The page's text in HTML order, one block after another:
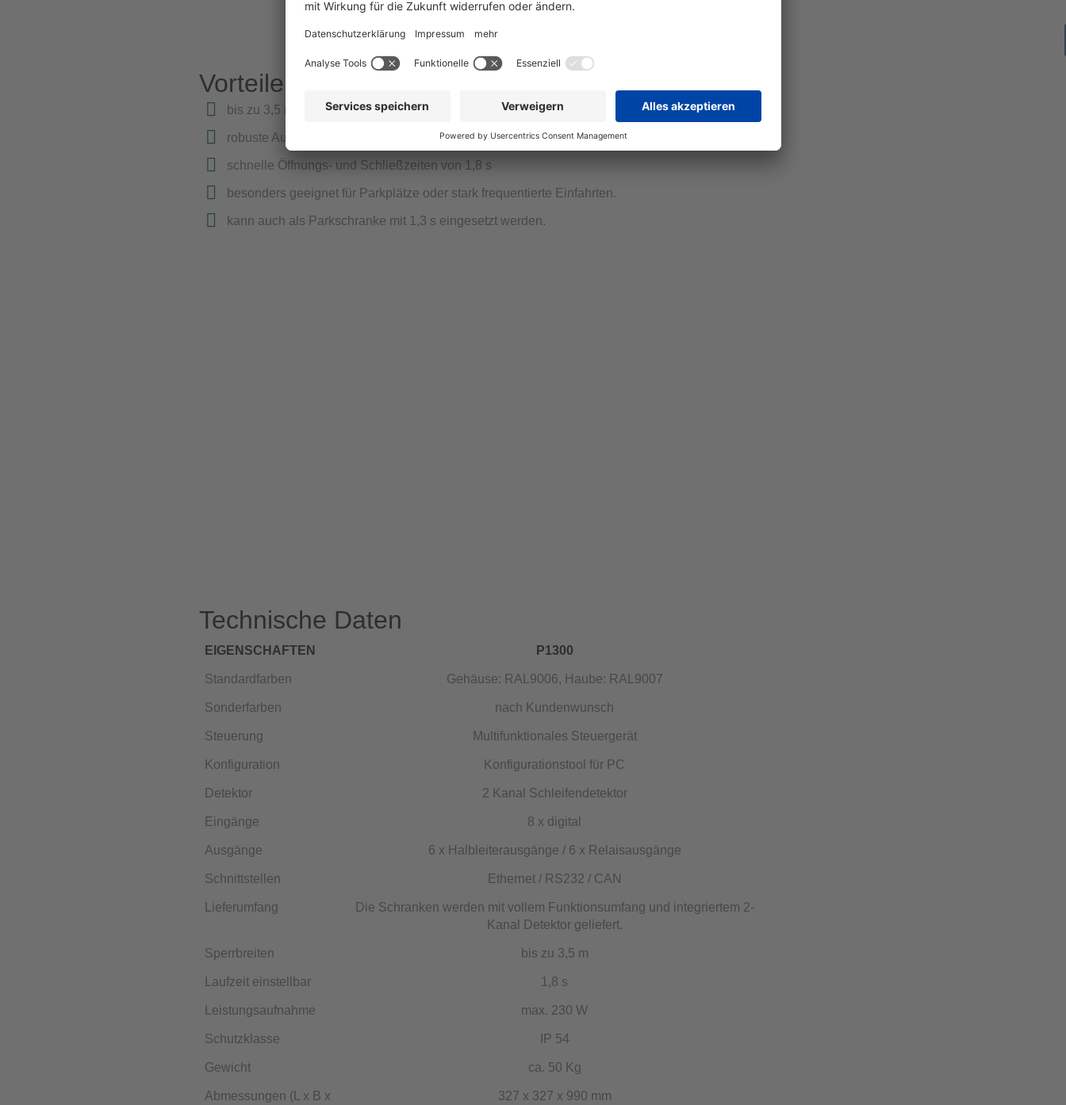
Vorteile & Installation
bis zu 3,5 m Sperrbreite
robuste Ausführung
schnelle Öffnungs- und Schließzeiten von 1,8 s
besonders geeignet für Parkplätze oder stark frequentierte Einfahrten.
kann auch als Parkschranke mit 1,3 s eingesetzt werden.
Technische Daten
EIGENSCHAFTEN P1300
Standardfarben Gehäuse: RAL9006, Haube: RAL9007
Sonderfarben nach Kundenwunsch
Steuerung Multifunktionales Steuergerät
Konfiguration Konfigurationstool für PC
Detektor 2 Kanal Schleifendetektor
Eingänge 8 x digital
Ausgänge 6 x Halbleiterausgänge / 6 x Relaisausgänge
Schnittstellen Ethernet / RS232 / CAN
Lieferumfang
Die Schranken werden mit vollem Funktionsumfang und integriertem 2-
Kanal Detektor geliefert.
Sperrbreiten bis zu 3,5 m
Laufzeit einstellbar 1,8 s
Leistungsaufnahme max. 230 W
Schutzklasse IP 54
Gewicht ca. 50 Kg
Abmessungen (L x B x 327 x 327 x 990 mm